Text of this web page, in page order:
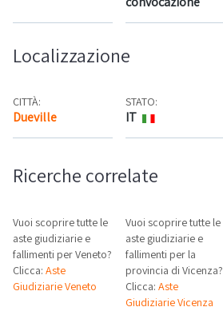
Localizzazione
CITTÀ:
Dueville Mappa
STATO:
IT
Ricerche correlate
Vuoi scoprire tutte le
aste giudiziarie e
fallimenti per Veneto?
Clicca: Aste
Giudiziarie Veneto
Vuoi scoprire tutte le
aste giudiziarie e
fallimenti per la
provincia di Vicenza?
Clicca:Aste
Giudiziarie Vicenza